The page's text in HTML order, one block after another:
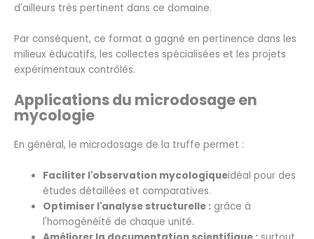
d'ailleurs très pertinent dans ce domaine.
Par conséquent, ce format a gagné en pertinence dans les
milieux éducatifs, les collectes spécialisées et les projets
expérimentaux contrôlés.
Applications du microdosage en
mycologie
En général, le microdosage de la truffe permet :
Faciliter l'observation mycologiqueidéal pour des
études détaillées et comparatives.
Optimiser l'analyse structurelle : grâce à
l'homogénéité de chaque unité.